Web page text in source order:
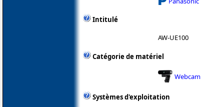
Intitulé
AW-UE100
Catégorie de matériel
Webcam
Systèmes d'exploitation